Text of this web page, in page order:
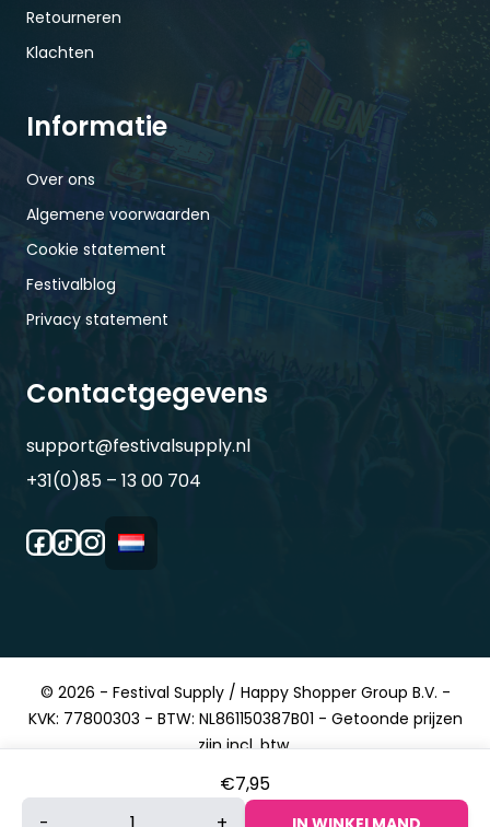
€7,95
Face
Retourneren
Klachten
Informatie
Over ons
Algemene voorwaarden
Cookie statement
Festivalblog
Privacy statement
Contactgegevens
support@festivalsupply.nl
+31(0)85 – 13 00 704
© 2026 - Festival Supply / Happy Shopper Group B.V. -
KVK: 77800303 - BTW: NL861150387B01 - Getoonde prijzen
zijn incl. btw.